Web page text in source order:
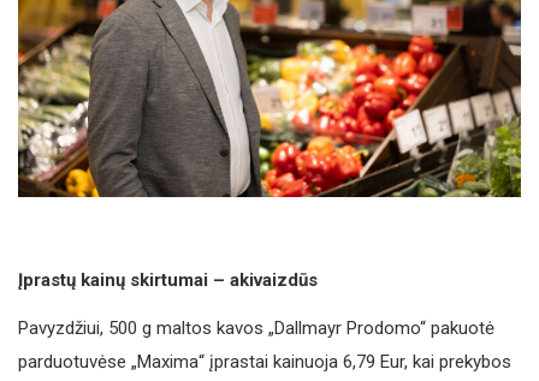
Įprastų kainų skirtumai – akivaizdūs
Pavyzdžiui, 500 g maltos kavos „Dallmayr Prodomo“ pakuotė
parduotuvėse „Maxima“ įprastai kainuoja 6,79 Eur, kai prekybos